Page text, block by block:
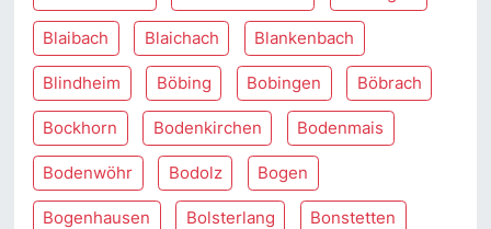
Blaibach Blaichach Blankenbach
Blindheim Böbing Bobingen Böbrach
Bockhorn Bodenkirchen Bodenmais
Bodenwöhr Bodolz Bogen
Bogenhausen Bolsterlang Bonstetten